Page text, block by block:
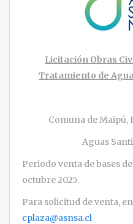
Licitación Obras
Tratamiento de
Comuna de
Aguas
Periodo venta de bases
octubre 2025.
Para solicitud de venta,
cplaza@asnsa.cl